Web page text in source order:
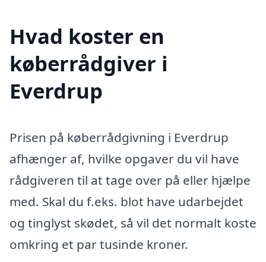
Hvad koster en
køberrådgiver i
Everdrup
Prisen på køberrådgivning i Everdrup
afhænger af, hvilke opgaver du vil have
rådgiveren til at tage over på eller hjælpe
med. Skal du f.eks. blot have udarbejdet
og tinglyst skødet, så vil det normalt koste
omkring et par tusinde kroner.